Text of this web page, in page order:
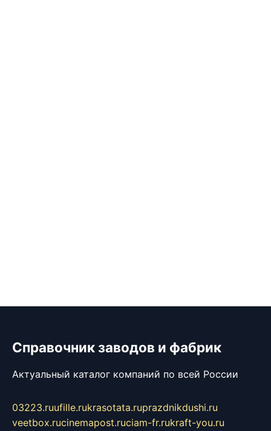
Справочник заводов и фабрик
Актуальный каталог компаний по всей России
03223.ruufille.rukrasotata.ruprazdnikdushi.ru
veetbox.rucinemapost.ruciam-fr.rukraft-you.ru